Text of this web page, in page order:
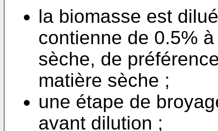
la biomasse est
contienne de 0.5%
sèche, de
matière sèche ;
une étape de
avant dilution ;